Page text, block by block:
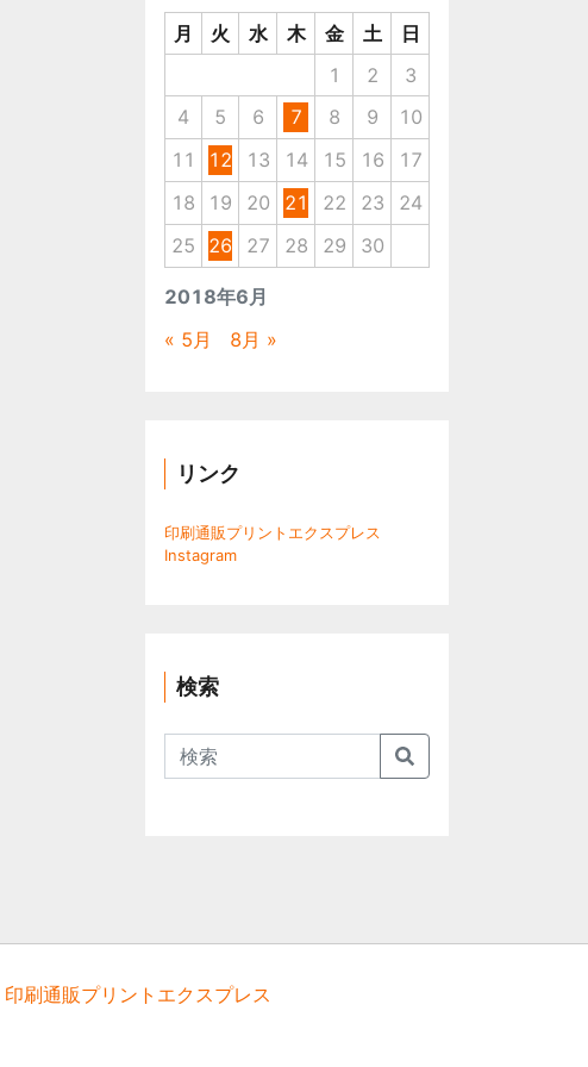
2018年6月
月 火 水 木 金 土
日
1
2
3
4
5 6 7 8 9
10
11
12 13 14 15 16
17
18
19 20 21 22 23
24
25
26 27 28 29 30
« 5月 8月 »
リンク
印刷通販プリントエクスプレス
Instagram
検索
Search
印刷通販プリントエクスプレス